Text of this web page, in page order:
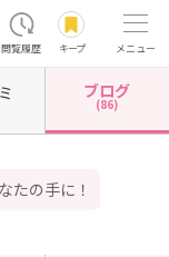
閲覧履歴 キープ メニュー
ダル滋賀 カウンセラーブ
たの手に！
ブログ
(86)